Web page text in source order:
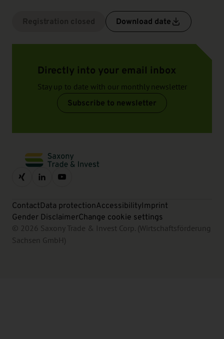
Download date
Directly into your email inbox
Stay up to date with our monthly newsletter
Subscribe to newsletter
ContactData protectionAccessibilityImprint
Gender DisclaimerChange cookie settings
© 2026 Saxony Trade & Invest Corp. (Wirtschaftsförderung
Sachsen GmbH)